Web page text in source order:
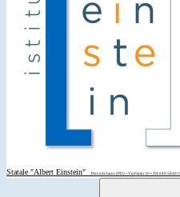
Statale "Albert Einstein"
Piove di Sacco (PD) - Via Parini 10 • Tel: 049